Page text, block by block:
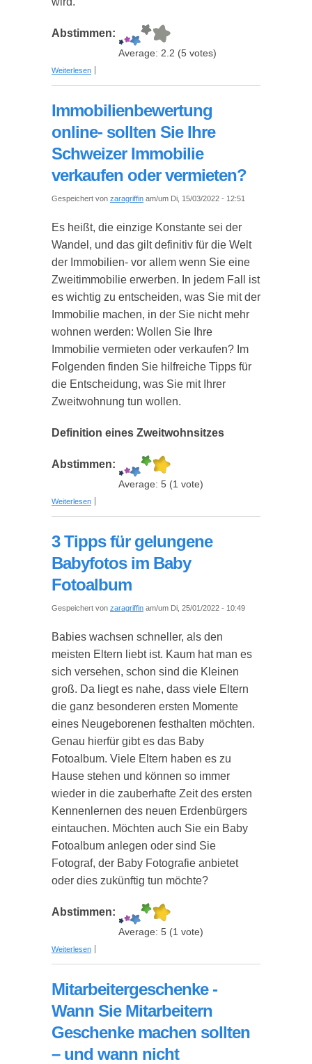
Abstimmen:
Average: 2.2 (5 votes)
Weiterlesen über 12 Tipps wie man die passende Uhr finden
Immobilienbewertung
online- sollten Sie Ihre
Schweizer Immobilie
verkaufen oder vermieten?
Gespeichert von zaragriffin am/um Di, 15/03/2022 - 12:51
Es heißt, die einzige Konstante sei der
Wandel, und das gilt definitiv für die Welt
der Immobilien- vor allem wenn Sie eine
Zweitimmobilie erwerben. In jedem Fall ist
es wichtig zu entscheiden, was Sie mit der
Immobilie machen, in der Sie nicht mehr
wohnen werden: Wollen Sie Ihre
Immobilie vermieten oder verkaufen? Im
Folgenden finden Sie hilfreiche Tipps für
die Entscheidung, was Sie mit Ihrer
Zweitwohnung tun wollen.
Definition eines Zweitwohnsitzes
Abstimmen:
Average: 5 (1 vote)
Weiterlesen über Immobilienbewertung online- sollten Sie Ihre
3 Tipps für gelungene
Babyfotos im Baby
Fotoalbum
Gespeichert von zaragriffin am/um Di, 25/01/2022 - 10:49
Babies wachsen schneller, als den
meisten Eltern liebt ist. Kaum hat man es
sich versehen, schon sind die Kleinen
groß. Da liegt es nahe, dass viele Eltern
die ganz besonderen ersten Momente
eines Neugeborenen festhalten möchten.
Genau hierfür gibt es das Baby
Fotoalbum. Viele Eltern haben es zu
Hause stehen und können so immer
wieder in die zauberhafte Zeit des ersten
Kennenlernen des neuen Erdenbürgers
eintauchen. Möchten auch Sie ein Baby
Fotoalbum anlegen oder sind Sie
Fotograf, der Baby Fotografie anbietet
oder dies zukünftig tun möchte?
Abstimmen:
Average: 5 (1 vote)
Weiterlesen über 3 Tipps für gelungene Babyfotos im Baby
Mitarbeitergeschenke -
Wann Sie Mitarbeitern
Geschenke machen sollten
– und wann nicht